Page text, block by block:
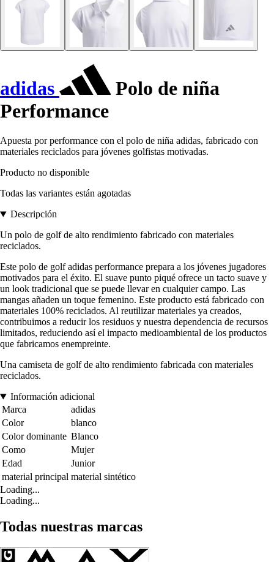
adidas
Polo de niña
Performance
Apuesta por performance con el polo de niña adidas, fabricado con
materiales reciclados para jóvenes golfistas motivadas.
Producto no disponible
Todas las variantes están agotadas
Descripción
Un polo de golf de alto rendimiento fabricado con materiales
reciclados.
Este polo de golf adidas performance prepara a los jóvenes jugadores
motivados para el éxito. El suave punto piqué ofrece un tacto suave y
un look tradicional que se puede llevar en cualquier campo. Las
mangas añaden un toque femenino. Este producto está fabricado con
materiales 100% reciclados. Al reutilizar materiales ya creados,
contribuimos a reducir los residuos y nuestra dependencia de recursos
limitados, reduciendo así el impacto medioambiental de los productos
que fabricamos enempreinte.
Una camiseta de golf de alto rendimiento fabricada con materiales
reciclados.
Información adicional
Marca
adidas
Color
blanco
Color dominante Blanco
Como
Mujer
Edad
Junior
material principal material sintético
Loading...
Loading...
Todas nuestras marcas